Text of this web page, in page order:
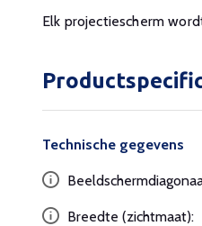
Elk projectiescherm
Technische gegevens
Breedte (zichtmaat):